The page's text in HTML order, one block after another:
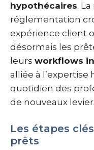
hypothécaires.
réglementation
expérience client
désormais les
leurs workflows
alliée à
quotidien des
de nouveaux
Les étapes
prêts